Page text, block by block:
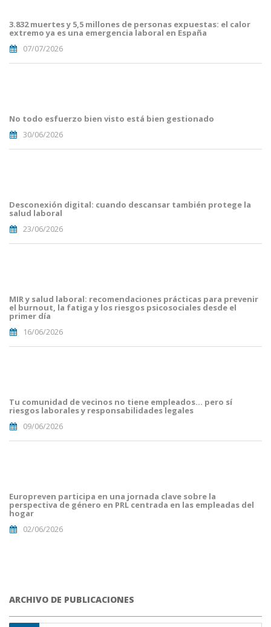
(38).png
3.832 muertes y 5,5 millones de personas expuestas: el calor
extremo ya es una emergencia laboral en España
07/07/2026
(33).png
No todo esfuerzo bien visto está bien gestionado
30/06/2026
(29).png
Desconexión digital: cuando descansar también protege la
salud laboral
23/06/2026
(16).png
MIR y salud laboral: recomendaciones prácticas para prevenir
el burnout, la fatiga y los riesgos psicosociales desde el
primer día
16/06/2026
(8).png
Tu comunidad de vecinos no tiene empleados… pero sí
riesgos laborales y responsabilidades legales
09/06/2026
Europreven participa en una jornada clave sobre la
perspectiva de género en PRL centrada en las empleadas del
hogar
02/06/2026
ARCHIVO DE PUBLICACIONES